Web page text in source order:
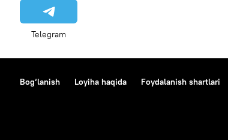
Telegram
Bog‘lanish Loyiha haqida Foydalanish shartlari